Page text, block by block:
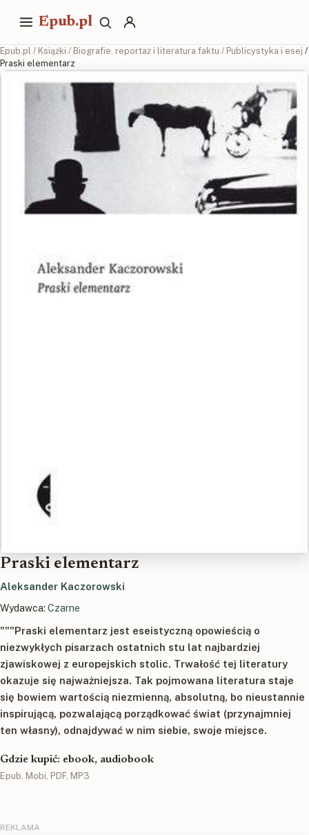
Epub.pl
Epub.pl / Książki / Biografie, reportaż i literatura faktu / Publicystyka i esej /
Praski elementarz
Praski elementarz
Aleksander Kaczorowski
Wydawca: Czarne
"""Praski elementarz jest eseistyczną opowieścią o
niezwykłych pisarzach ostatnich stu lat najbardziej
zjawiskowej z europejskich stolic. Trwałość tej literatury
okazuje się najważniejsza. Tak pojmowana literatura staje
się bowiem wartością niezmienną, absolutną, bo nieustannie
inspirującą, pozwalającą porządkować świat (przynajmniej
ten własny), odnajdywać w nim siebie, swoje miejsce.
Gdzie kupić: ebook, audiobook
Epub, Mobi, PDF, MP3